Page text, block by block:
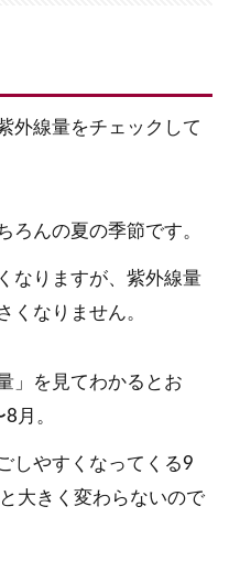
外線量をチェックして
ろんの夏の季節です。
なりますが、紫外線量
くなりません。
」を見てわかるとお
月。
しやすくなってくる9
大きく変わらないので